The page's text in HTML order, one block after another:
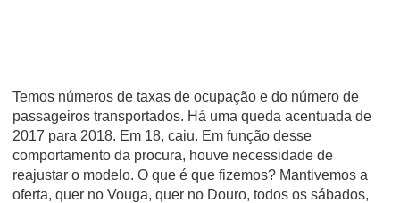
Temos números de taxas de ocupação e do número de
passageiros transportados. Há uma queda acentuada de
2017 para 2018. Em 18, caiu. Em função desse
comportamento da procura, houve necessidade de
reajustar o modelo. O que é que fizemos? Mantivemos a
oferta, quer no Vouga, quer no Douro, todos os sábados,